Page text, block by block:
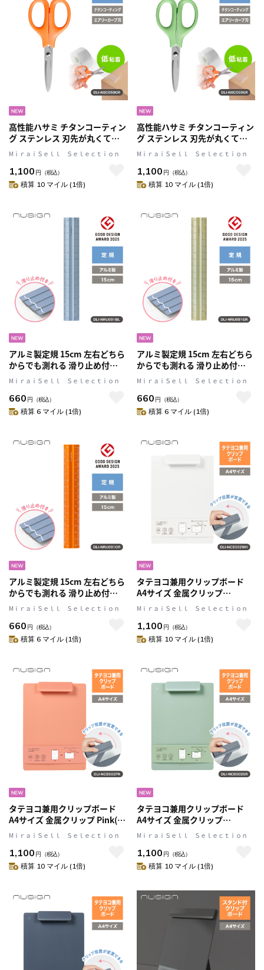
高性能ハサミ チタンコーティン
グ ステンレス 刃先が丸くて安
心 Orange(オレンジ) 文具 ステ
ーショナリー nusign[ニューサ
イン]
MⅰｒａｉＳｅｌｌ Ｓｅｌｅｃｔｉｏｎ
1,100 円 （税込）
積算 10 マイル (1倍)
高性能ハサミ チタンコーティン
グ ステンレス 刃先が丸くて安
心 Green(グリーン) 文具 ステー
ショナリー nusign[ニューサイ
ン]
MⅰｒａｉＳｅｌｌ Ｓｅｌｅｃｔｉｏｎ
1,100 円 （税込）
積算 10 マイル (1倍)
アルミ製定規 15cm 左右どちら
からでも測れる 滑り止め付
Blue(ブルー) 文具 ステーショナ
ょうぎ ものさし
MⅰｒａｉＳｅｌｌ Ｓｅｌｅｃｔｉｏｎ
660 円 （税込）
積算 6 マイル (1倍)
アルミ製定規 15cm 左右どちら
からでも測れる 滑り止め付
Green(グリーン) 文具 ステーシ
じょうぎ ものさし
MⅰｒａｉＳｅｌｌ Ｓｅｌｅｃｔｉｏｎ
660 円 （税込）
積算 6 マイル (1倍)
アルミ製定規 15cm 左右どちら
からでも測れる 滑り止め付
Orange(オレンジ) 文具 ステー
ショナリー nusign[ニューサイ
ン] じょうぎ ものさし
MⅰｒａｉＳｅｌｌ Ｓｅｌｅｃｔｉｏｎ
660 円 （税込）
積算 6 マイル (1倍)
タテヨコ兼用クリップボード
A4サイズ 金属クリップ
White(ホワイト) 文具 ステーシ
ョナリー nusign[ニューサイン]
MⅰｒａｉＳｅｌｌ Ｓｅｌｅｃｔｉｏｎ
1,100 円 （税込）
積算 10 マイル (1倍)
タテヨコ兼用クリップボード
A4サイズ 金属クリップ Pink(ピ
ンク) 文具 ステーショナリー
MⅰｒａｉＳｅｌｌ Ｓｅｌｅｃｔｉｏｎ
1,100 円 （税込）
積算 10 マイル (1倍)
タテヨコ兼用クリップボード
A4サイズ 金属クリップ
Green(グリーン) 文具 ステーシ
MⅰｒａｉＳｅｌｌ Ｓｅｌｅｃｔｉｏｎ
1,100 円 （税込）
積算 10 マイル (1倍)